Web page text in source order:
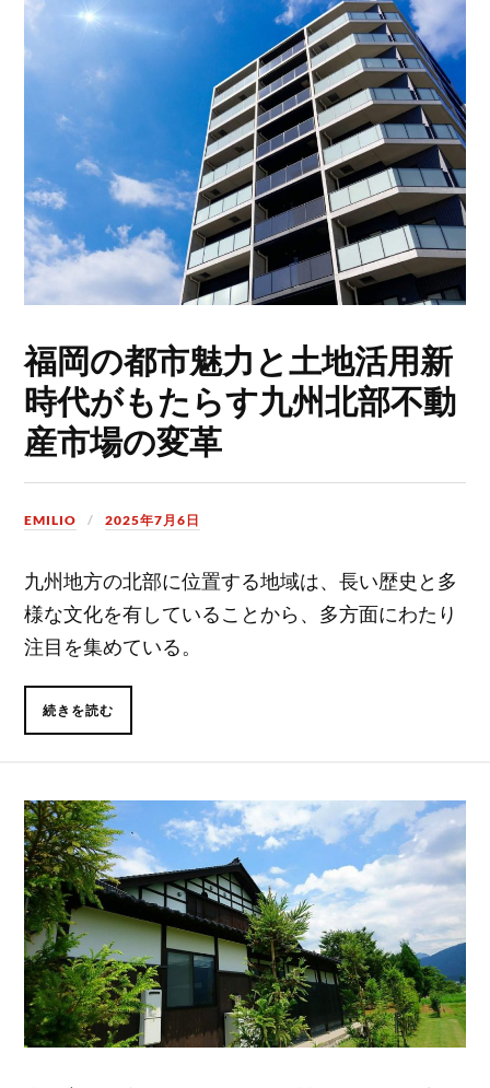
福岡の都市魅力と土地活用新
時代がもたらす九州北部不動
産市場の変革
EMILIO 2025年7月6日
九州地方の北部に位置する地域は、長い歴史と多
様な文化を有していることから、多方面にわたり
注目を集めている。
続きを読む